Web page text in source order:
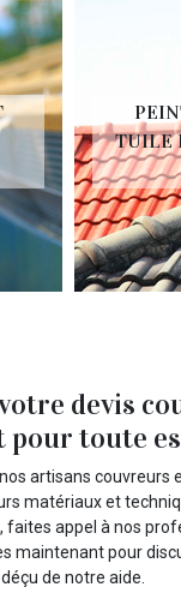
TUILE
devis
pour toute
artisans couvreurs
matériaux et
faites appel à nos
maintenant pour
de notre aide.